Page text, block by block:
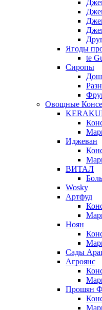
Ягоды
te
Сиропы
Овощные
Иджеван
ВИТАЛ
Wosky
Артфуд
Ноян
Сады
Агроянс
Прошян